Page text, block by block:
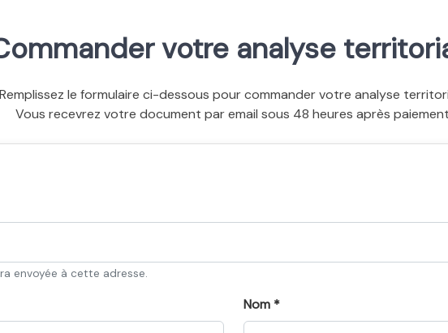
votre analyse
Remplissez le formulaire ci-dessous pour commander votre analyse
Vous recevrez votre document par email sous 48 heures après
envoyée à cette adresse.
Nom *